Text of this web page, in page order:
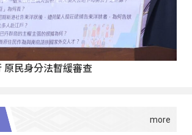
原民身分法暫緩審查